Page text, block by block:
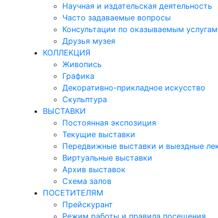
Научная и издательская деятельность
Часто задаваемые вопросы
Консультации по оказываемым услугам
Друзья музея
КОЛЛЕКЦИЯ
Живопись
Графика
Декоративно-прикладное искусство
Скульптура
ВЫСТАВКИ
Постоянная экспозиция
Текущие выставки
Передвижные выставки и выездные
Виртуальные выставки
Архив выставок
Схема залов
ПОСЕТИТЕЛЯМ
Прейскурант
Режим работы и правила посещения